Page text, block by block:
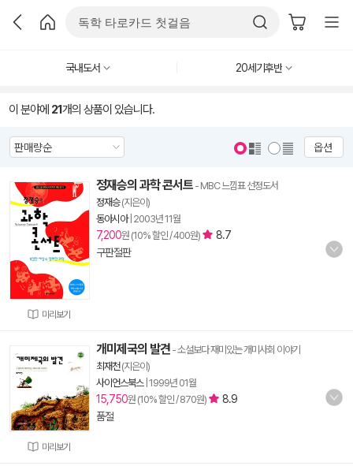
국내도서 20세기후반
이 분야에 21개의 상품이 있습니다.
옵션
미리보기
정재승의 과학 콘서트 - MBC 느낌표 선정도서
정재승(지은이)
동아시아| 2003년 11월
7,200원 (10% 할인 / 400원)
8.7
구판절판
미리보기
개미제국의 발견 - 소설보다 재미있는 개미사회 이야기
최재천(지은이)
사이언스북스| 1999년 01월
15,750원 (10% 할인 / 870원)
8.9
품절